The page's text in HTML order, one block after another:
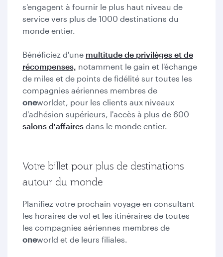
s'engagent à fournir le plus haut niveau de
service vers plus de 1000 destinations du
monde entier.
Bénéficiez d'une multitude de privilèges et de
récompenses, notamment le gain et l'échange
de miles et de points de fidélité sur toutes les
compagnies aériennes membres de
oneworldet, pour les clients aux niveaux
d'adhésion supérieurs, l'accès à plus de 600
salons d'affaires dans le monde entier.
Votre billet pour plus de destinations
autour du monde
Planifiez votre prochain voyage en consultant
les horaires de vol et les itinéraires de toutes
les compagnies aériennes membres de
oneworld et de leurs filiales.